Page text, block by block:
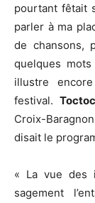
pourtant fêtait
parler à ma
de chansons,
quelques
illustre
festival.
Croix-
disait le
« La vue des
sagement